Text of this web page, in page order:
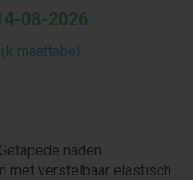
08-2026
maattabel
naden.
met verstelbaar elastisch